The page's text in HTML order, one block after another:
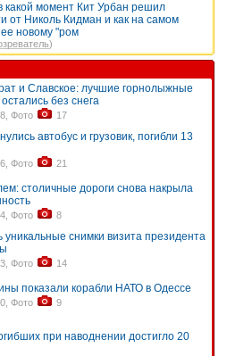
какой момент Кит Урбан решил
от Николь Кидман и как на самом
новому "ром
)
и Славское: лучшие горнолыжные
без снега
Фото 17
автобус и грузовик, погибли 13
Фото 21
столичные дороги снова накрыла
Фото 8
уникальные снимки визита президента
Фото 14
показали корабли НАТО в Одессе
Фото 9
при наводнении достигло 20